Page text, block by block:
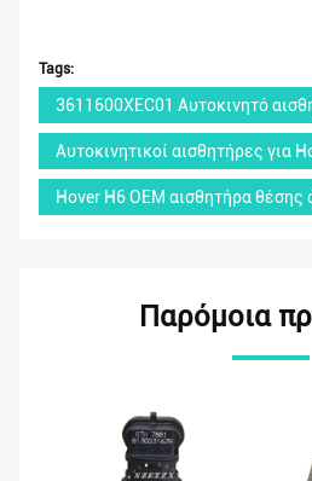
Tags:
3611600XEC01 Αυτοκινητό
Αυτοκινητικοί αισθητήρες για
Hover H6 OEM αισθητήρα
Παρόμοια